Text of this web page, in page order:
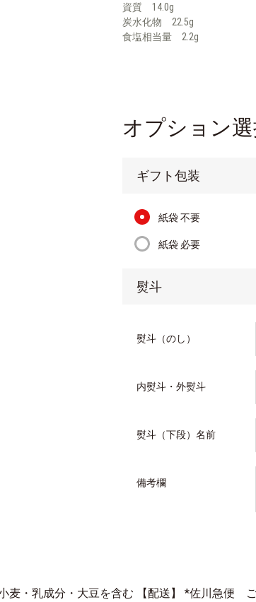
資質 14.0g
炭水化物 22.5g
食塩相当量 2.2g
オプション
ギフト包装
紙袋 不要
紙袋 必要
熨斗
熨斗（のし）
内熨斗・外熨斗
熨斗（下段）名前
備考欄
麦・乳成分・大豆を含む 【配送】 *佐川急便